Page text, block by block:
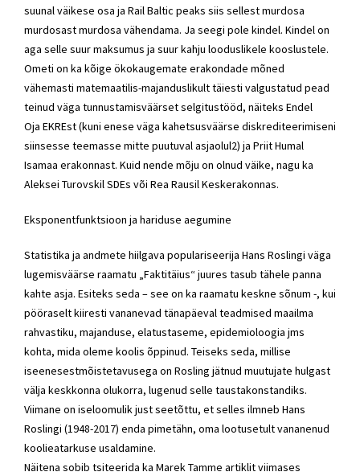
suunal väikese osa ja Rail Baltic peaks siis sellest murdosa
murdosast murdosa vähendama. Ja seegi pole kindel. Kindel on
aga selle suur maksumus ja suur kahju looduslikele kooslustele.
Ometi on ka kõige ökokaugemate erakondade mõned
vähemasti matemaatilis-majanduslikult täiesti valgustatud pead
teinud väga tunnustamisväärset selgitustööd, näiteks Endel
Oja EKREst(kuni enese väga kahetsusväärse diskrediteerimiseni
siinsesse teemasse mitte puutuval asjaolul2) ja Priit Humal
Isamaa erakonnast. Kuid nende mõju on olnud väike, nagu ka
Aleksei TurovskilSDEs või Rea RausilKeskerakonnas.
Eksponentfunktsioon ja hariduse aegumine
Statistika ja andmete hiilgava populariseerija Hans Roslingi väga
lugemisväärse raamatu „Faktitäius“ juures tasub tähele panna
kahte asja. Esiteks seda – see on ka raamatu keskne sõnum -, kui
pööraselt kiiresti vananevad tänapäeval teadmised maailma
rahvastiku, majanduse, elatustaseme, epidemioloogia jms
kohta, mida oleme koolis õppinud. Teiseks seda, millise
iseenesestmõistetavusega on Rosling jätnud muutujate hulgast
välja keskkonna olukorra, lugenud selle taustakonstandiks.
Viimane on iseloomulik just seetõttu, et selles ilmneb Hans
Roslingi (1948-2017) enda pimetähn, oma lootusetult vananenud
koolieatarkuse usaldamine.
Näitena sobib tsiteerida ka Marek Tamme artiklit viimases